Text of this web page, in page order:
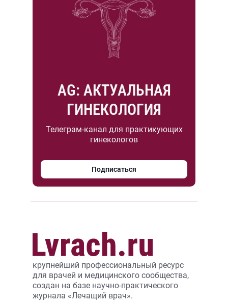
AG: АКТУАЛЬНАЯ
ГИНЕКОЛОГИЯ
Телеграм-канал для практикующих
гинекологов
Подписаться
крупнейший профессиональный ресурс
для врачей и медицинского сообщества,
создан на базе научно-практического
журнала «Лечащий врач».